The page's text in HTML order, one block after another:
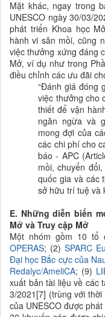
Mặt khác, ngay trong
UNESCO ngày 30/03/
phát triển Khoa học
hành vi săn mồi, cũng
việc thưởng xứng đáng
Mở, ví dụ như trong
điều chỉnh các ưu đãi
“Đánh giá đóng
việc thưởng cho
thiết để vận
ngăn ngừa và
mong đợi của
các chi phí cho
báo - APC
mồi, chuyển
quốc gia và các
sở hữu trí tuệ và
E. Những diễn biến
Mở và Truy cập Mở
Một nhóm gồm 10 tổ
OPERAS; (2) SPARC
Đại học Bắc cựccủa
Redalyc/AmeliCA; (9)
xuất bản tài liệu về các
3/2021[7] (trùng với
của UNESCO được